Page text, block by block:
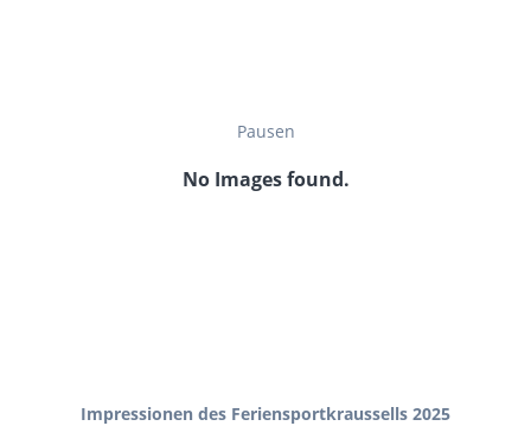
Pausen
No Images found.
Impressionen des Feriensportkraussells 2025